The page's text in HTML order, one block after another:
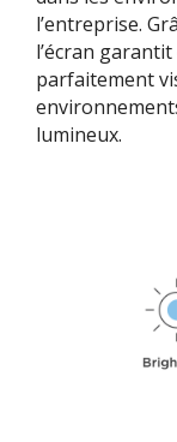
l’entreprise.
l’écran
parfaitement
lumineux.